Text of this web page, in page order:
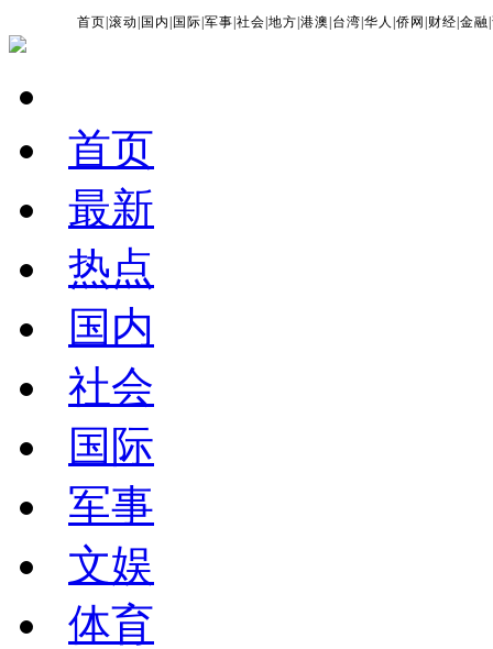
首页 |滚动 国内 国际 |军事 |社会 |地方 |港澳 台湾 |华人 |侨网 财经 |金融 |
首页
最新
热点
国内
社会
国际
军事
文娱
体育